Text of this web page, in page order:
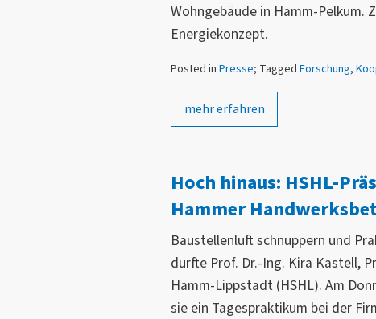
Wohngebäude in Hamm-Pelkum.
Energiekonzept.
Posted in Presse; Tagged Forschung,
mehr erfahren
Hoch hinaus: HSHL-
Hammer
Baustellenluft schnuppern und
durfte Prof. Dr.-Ing. Kira Kastell,
Hamm-Lippstadt (HSHL). Am
sie ein Tagespraktikum bei der